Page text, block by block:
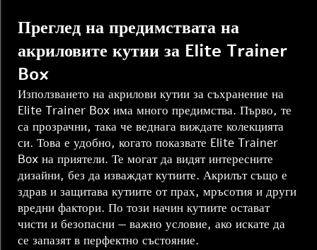
Преглед на предимствата на
акриловите кутии за Elite Trainer
Box
Използването на акрилови кутии за съхранение на
Elite Trainer Box има много предимства. Първо, те
са прозрачни, така че веднага виждате колекцията
си. Това е удобно, когато показвате Elite Trainer
Box на приятели. Те могат да видят интересните
дизайни, без да изваждат кутиите. Акрилът също е
здрав и защитава кутиите от прах, мръсотия и други
вредни фактори. По този начин кутиите остават
чисти и безопасни — важно условие, ако искате да
се запазят в перфектно състояние.